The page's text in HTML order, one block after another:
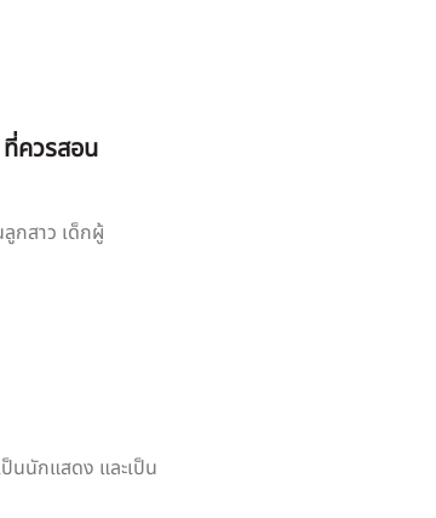
ควรสอน
กสาว เด็กผู้
นนักแสดง และเป็น